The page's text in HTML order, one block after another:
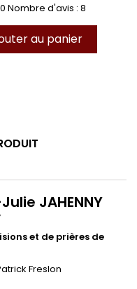
Nombre d'avis : 8
au panier
JAHENNY
et de prières de
Freslon